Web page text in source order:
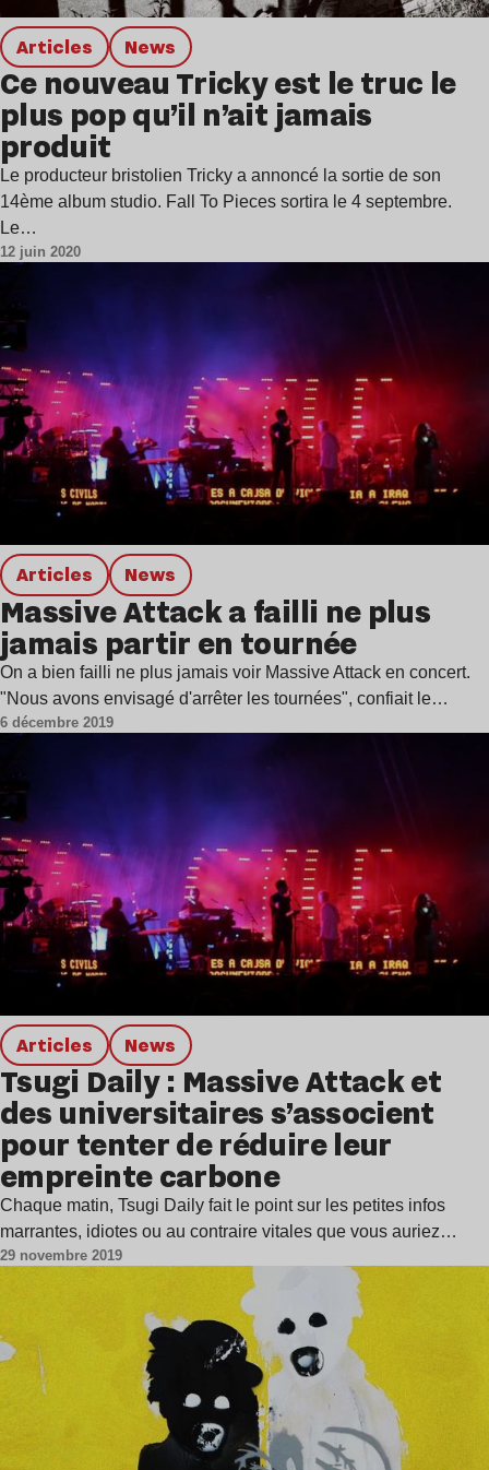
Articles news
Ce nouveau Tricky est le truc le
plus pop qu’il n’ait jamais
produit
Le producteur bristolien Tricky a annoncé la sortie de son
14ème album studio. Fall To Pieces sortira le 4 septembre.
Le…
12 juin 2020
Articles news
Massive Attack a failli ne plus
jamais partir en tournée
On a bien failli ne plus jamais voir Massive Attack en concert.
"Nous avons envisagé d'arrêter les tournées", confiait le…
6 décembre 2019
Articles news
Tsugi Daily : Massive Attack et
des universitaires s’associent
pour tenter de réduire leur
empreinte carbone
Chaque matin, Tsugi Daily fait le point sur les petites infos
marrantes, idiotes ou au contraire vitales que vous auriez…
29 novembre 2019